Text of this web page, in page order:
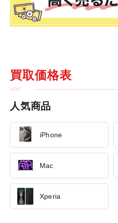
買取価格表
人気商品
iPhone
Mac
Xperia